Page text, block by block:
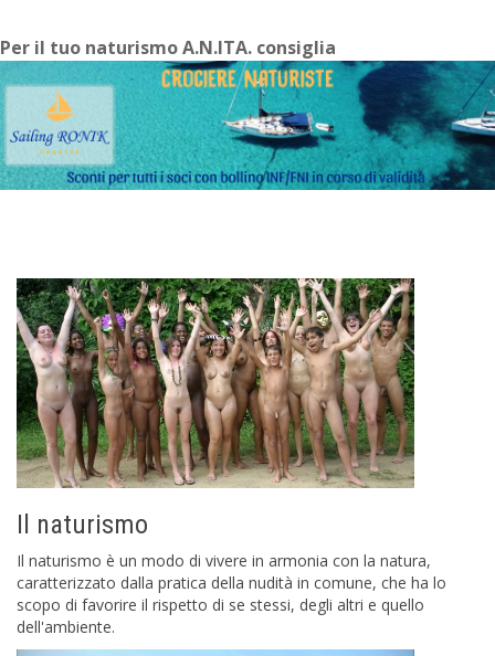
Per il tuo naturismo A.N.ITA. consiglia
Il naturismo
Il naturismo è un modo di vivere in armonia con la natura,
caratterizzato dalla pratica della nudità in comune, che ha lo
scopo di favorire il rispetto di se stessi, degli altri e quello
dell'ambiente.